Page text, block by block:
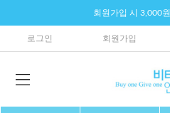
회원가입 시 3,000
로그인 회원가입